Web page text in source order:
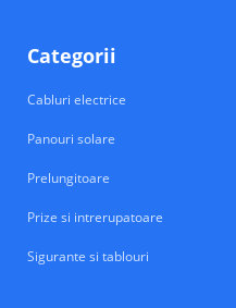
Categorii
Cabluri electrice
Panouri solare
Prelungitoare
Prize si intrerupatoare
Sigurante si tablouri